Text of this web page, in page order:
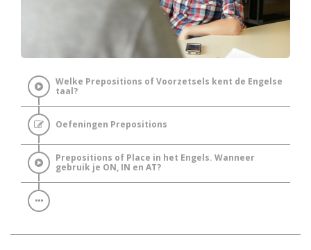
Welke Prepositions of Voorzetsels kent de Engelse
taal?
Oefeningen Prepositions
Prepositions of Place in het Engels. Wanneer
gebruik je ON, IN en AT?